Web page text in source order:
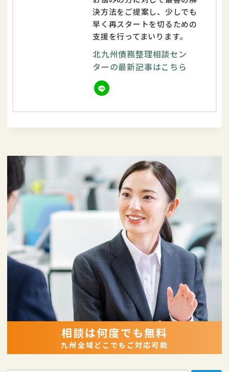
決方法をご提案し、少しでも
早く再スタートを切るための
支援を行ってまいります。
北九州債務整理相談セン
ターの最新記事はこちら
相談は何度でも無料
九州全域どこでもご対応可能